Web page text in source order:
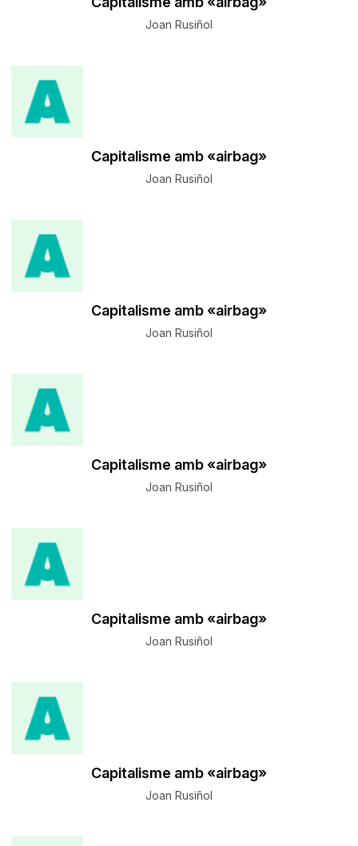
Joan Rusiñol
Capitalisme amb «airbag»
Joan Rusiñol
Capitalisme amb «airbag»
Joan Rusiñol
Capitalisme amb «airbag»
Joan Rusiñol
Capitalisme amb «airbag»
Joan Rusiñol
Capitalisme amb «airbag»
Joan Rusiñol